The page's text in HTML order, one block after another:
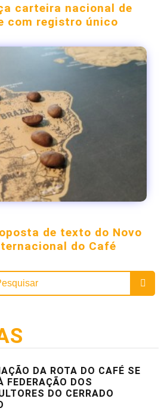
carteira nacional de
com registro único
de texto do Novo
do Café
DA ROTA DO CAFÉ SE
FEDERAÇÃO DOS
DO CERRADO